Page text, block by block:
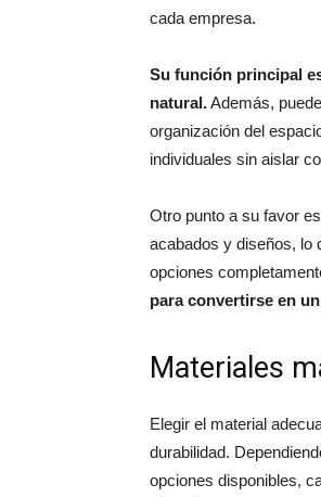
cada empresa.
Su función principal
natural.Además,
organización del
individuales sin aislar
Otro punto a su favor
acabados y diseños, lo
opciones
para convertirse en
Materiales
Elegir el material
durabilidad.
opciones disponibles,